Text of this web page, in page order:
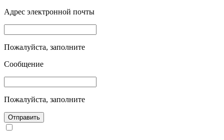
Адрес электронной почты
Пожалуйста, заполните
Сообщение
Пожалуйста, заполните
Отправить